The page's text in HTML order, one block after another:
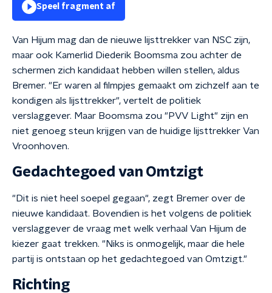
Speel fragment af
Van Hijum mag dan de nieuwe lijsttrekker van NSC zijn,
maar ook Kamerlid Diederik Boomsma zou achter de
schermen zich kandidaat hebben willen stellen, aldus
Bremer. "Er waren al filmpjes gemaakt om zichzelf aan te
kondigen als lijsttrekker", vertelt de politiek
verslaggever. Maar Boomsma zou "PVV Light" zijn en
niet genoeg steun krijgen van de huidige lijsttrekker Van
Vroonhoven.
Gedachtegoed van Omtzigt
"Dit is niet heel soepel gegaan", zegt Bremer over de
nieuwe kandidaat. Bovendien is het volgens de politiek
verslaggever de vraag met welk verhaal Van Hijum de
kiezer gaat trekken. "Niks is onmogelijk, maar die hele
partij is ontstaan op het gedachtegoed van Omtzigt."
Richting